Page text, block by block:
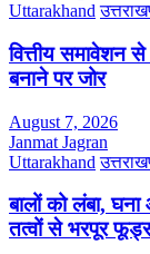
Uttarakhand
वित्तीय समावेशन
बनाने पर जोर
August 7, 2026
Janmat Jagran
Uttarakhand
बालों को लंबा,
तत्वों से भरपूर